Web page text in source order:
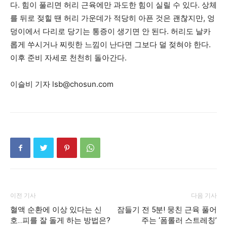
다. 힘이 풀리면 허리 근육에만 과도한 힘이 실릴 수 있다. 상체
를 뒤로 젖힐 땐 허리 가운데가 적당히 아픈 것은 괜찮지만, 엉
덩이에서 다리로 당기는 통증이 생기면 안 된다. 허리도 날카
롭게 쑤시거나 찌릿한 느낌이 난다면 그보다 덜 젖혀야 한다.
이후 준비 자세로 천천히 돌아간다.
이슬비 기자 lsb@chosun.com
이전 기사
혈액 순환에 이상 있다는 신
호…피를 잘 돌게 하는 방법은?
다음 기사
잠들기 전 5분! 뭉친 근육 풀어
주는 ‘폼롤러 스트레칭’